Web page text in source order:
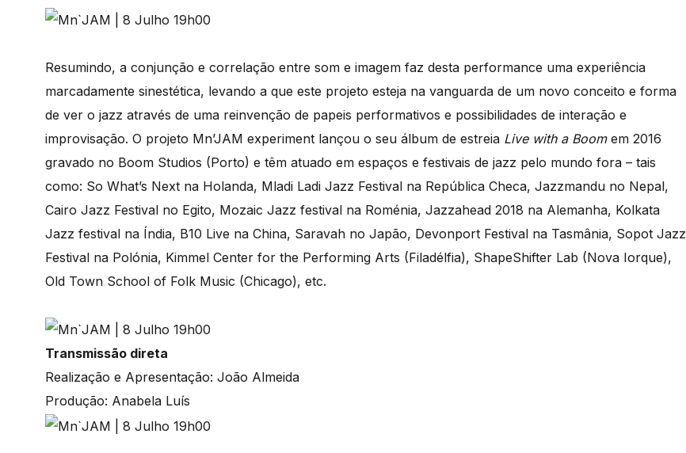
Resumindo, a conjunção e correlação entre som e imagem faz desta performance uma experiência
marcadamente sinestética, levando a que este projeto esteja na vanguarda de um novo conceito e forma
de ver o jazz através de uma reinvenção de papeis performativos e possibilidades de interação e
improvisação. O projeto Mn’JAM experiment lançou o seu álbum de estreia Live with a Boomem 2016
gravado no Boom Studios (Porto) e têm atuado em espaços e festivais de jazz pelo mundo fora – tais
como: So What’s Next na Holanda, Mladi Ladi Jazz Festival na República Checa, Jazzmandu no Nepal,
Cairo Jazz Festival no Egito, Mozaic Jazz festival na Roménia, Jazzahead 2018 na Alemanha, Kolkata
Jazz festival na Índia, B10 Live na China, Saravah no Japão, Devonport Festival na Tasmânia, Sopot Jazz
Festival na Polónia, Kimmel Center for the Performing Arts (Filadélfia), ShapeShifter Lab (Nova Iorque),
Old Town School of Folk Music (Chicago), etc.
Transmissão direta
Realização e Apresentação: João Almeida
Produção: Anabela Luís